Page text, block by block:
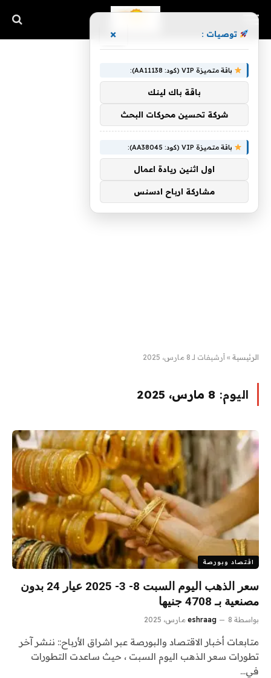
الرئيسية » أرشيفات لـ 8 مارس، 2025
اليوم: 8 مارس، 2025
اقتصاد وبورصة
سعر الذهب اليوم السبت 8- 3- 2025 عيار 24 بدون
مصنعية بـ 4708 جنيها
بواسطة eshraag 8 مارس، 2025
متابعات أخبار الاقتصاد والبورصة عبر اشراق الأرباح:: ننشر آخر
تطورات سعر الذهب اليوم السبت ، حيث ساعدت التطورات
في…
توصيات : ×
باقة متميزة VIP (كود: AA11138):
باقة باك لينك
شركة تحسين محركات البحث
باقة متميزة VIP (كود: AA38045):
اول اثنين ريادة اعمال
مشاركة ارباح ادسنس